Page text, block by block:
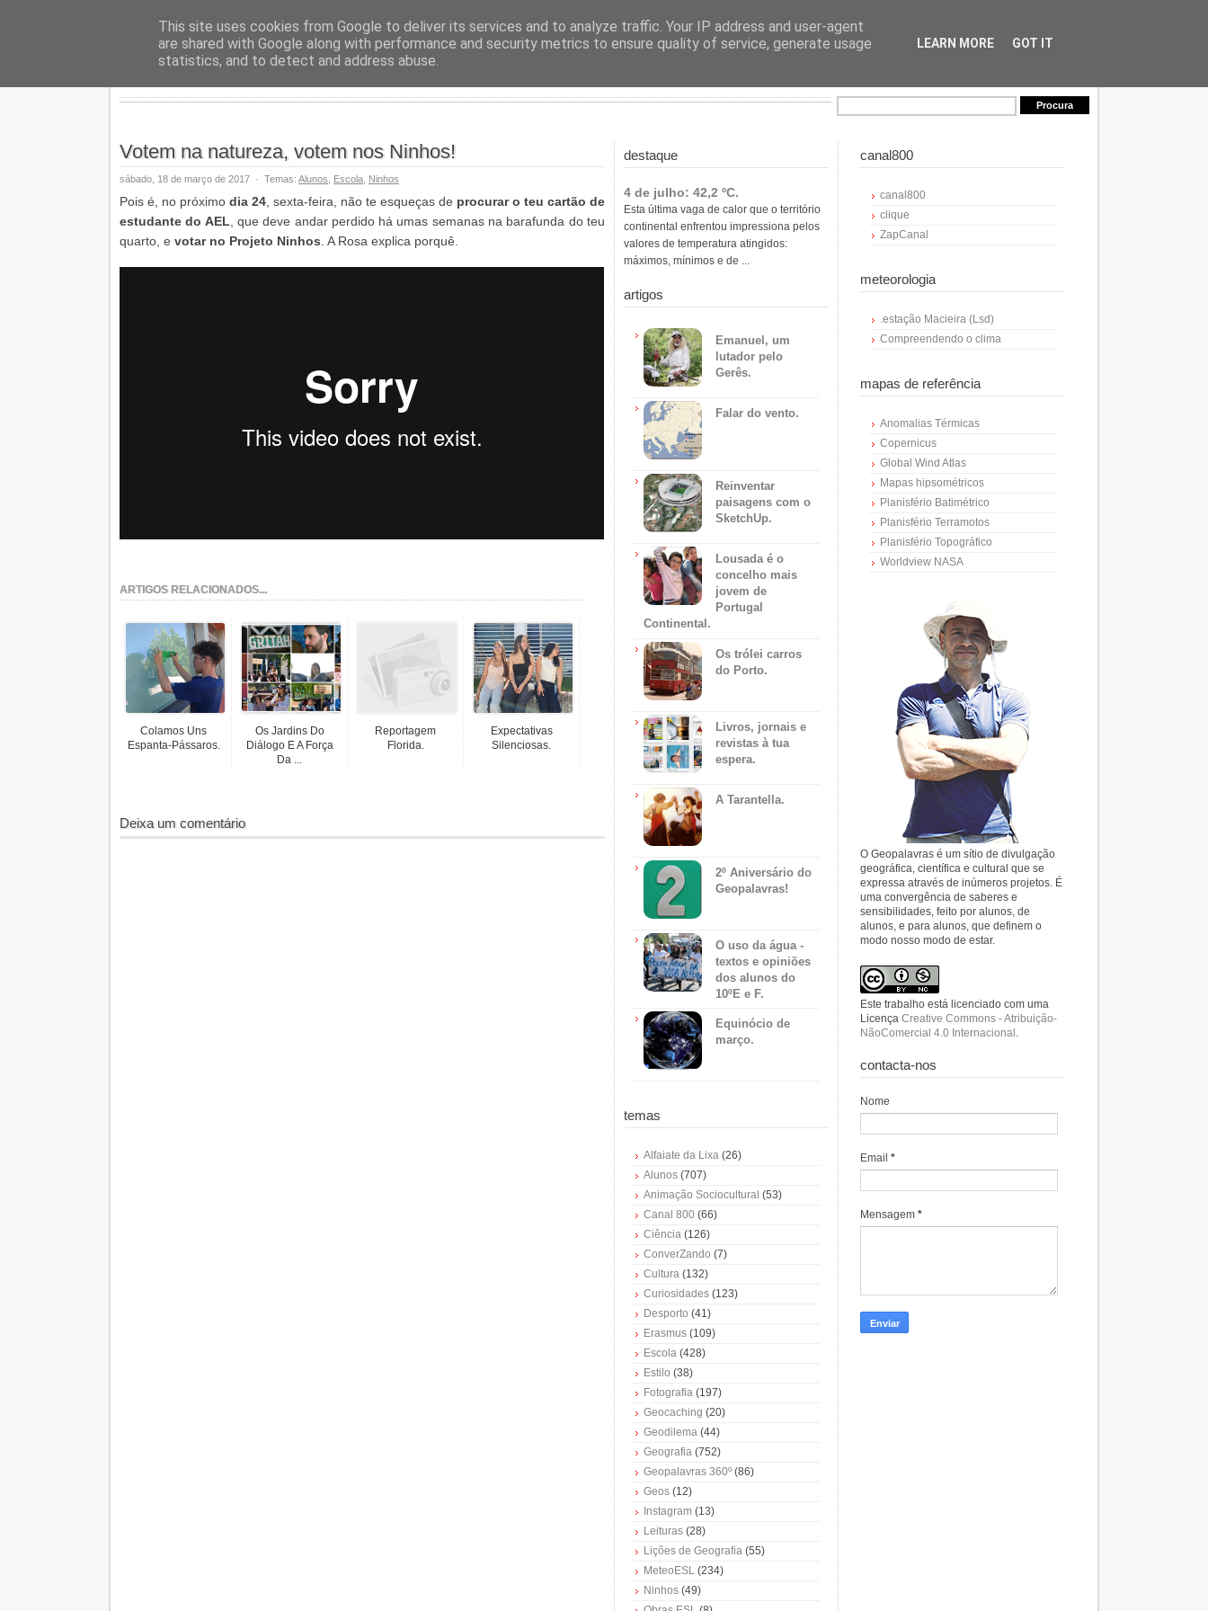
Geopalavras
Votem na natureza, votem nos Ninhos!
sábado, 18 de março de 2017 · Temas: Alunos Escola Ninhos
Pois é, no próximo dia 24 , sexta-feira, não te esqueças de procurar o teu cartão de
estudante do AEL , que deve andar perdido há umas semanas na barafunda do teu
quarto, e votar no Projeto Ninhos . A Rosa explica porquê.
ARTIGOS RELACIONADOS...
Colamos Uns
Espanta-Pássaros.
Os Jardins Do
Diálogo E A Força
Da ...
Reportagem
Florida.
Expectativas
Silenciosas.
Deixa um comentário
destaque
4 de julho: 42,2 ºC.
Esta última vaga de calor que o território
continental enfrentou impressiona pelos
valores de temperatura atingidos:
máximos, mínimos e de ...
artigos
Emanuel, um
lutador pelo
Gerês.
Falar do vento.
Reinventar
paisagens com o
SketchUp.
Lousada é o
concelho mais
jovem de
Portugal
Continental.
Os trólei carros
do Porto.
Livros, jornais e
revistas à tua
espera.
A Tarantella.
2º Aniversário do
Geopalavras!
O uso da água -
textos e opiniões
dos alunos do
10ºE e F.
Equinócio de
março.
temas
Alfaiate da Lixa (26)
Alunos (707)
Animação Sociocultural (53)
Canal 800 (66)
Ciência (126)
ConverZando (7)
Cultura (132)
Curiosidades (123)
Desporto (41)
Erasmus (109)
Escola (428)
Estilo (38)
Fotografia (197)
Geocaching (20)
Geodilema (44)
Geografia (752)
Geopalavras 360º (86)
Geos (12)
Instagram (13)
Leituras (28)
Lições de Geografia (55)
MeteoESL (234)
Ninhos (49)
canal800
canal800
clique
ZapCanal
meteorologia
.estação Macieira (Lsd)
Compreendendo o clima
mapas de referência
Anomalias Térmicas
Copernicus
Global Wind Atlas
Mapas hipsométricos
Planisfério Batimétrico
Planisfério Terramotos
Planisfério Topográfico
Worldview NASA
O Geopalavras é um sítio de divulgação
geográfica, científica e cultural que se
expressa através de inúmeros projetos. É
uma convergência de saberes e
sensibilidades, feito por alunos, de
alunos, e para alunos, que definem o
modo nosso modo de estar.
Este trabalho está licenciado com uma
Licença Creative Commons - Atribuição-
NãoComercial 4.0 Internacional .
contacta-nos
Nome
Email *
Mensagem *
This site uses cookies from Google to deliver its services and to analyze traffic. Your IP address and user-agent
are shared with Google along with performance and security metrics to ensure quality of service, generate usage
statistics, and to detect and address abuse.
LEARN MORE GOT IT